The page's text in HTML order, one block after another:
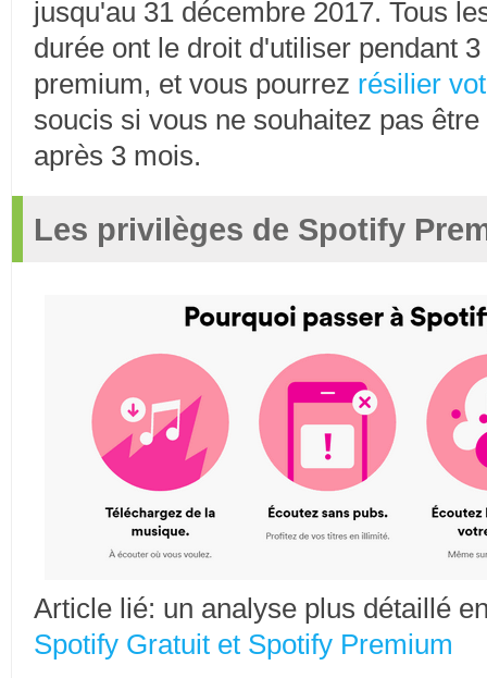
jusqu'au 31 décembre 2017. Tous
durée ont le droit d'utiliser pendant
premium, et vous pourrez résilier
soucis si vous ne souhaitez pas
après 3 mois.
Les privilèges de Spotify
Article lié: un analyse plus détaillé
Spotify Gratuit et Spotify Premium